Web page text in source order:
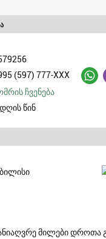
(597) 777-XXX
ჩვენება
წინ
მილები დროთა